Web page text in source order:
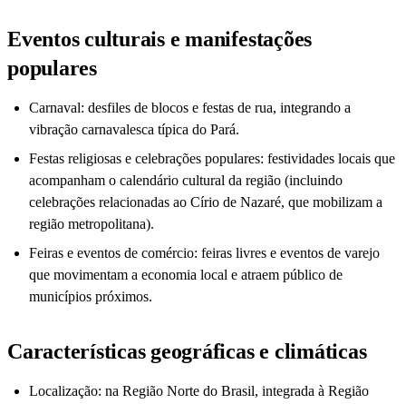
Eventos culturais e manifestações
populares
Carnaval: desfiles de blocos e festas de rua, integrando a
vibração carnavalesca típica do Pará.
Festas religiosas e celebrações populares: festividades locais que
acompanham o calendário cultural da região (incluindo
celebrações relacionadas ao Círio de Nazaré, que mobilizam a
região metropolitana).
Feiras e eventos de comércio: feiras livres e eventos de varejo
que movimentam a economia local e atraem público de
municípios próximos.
Características geográficas e climáticas
Localização: na Região Norte do Brasil, integrada à Região